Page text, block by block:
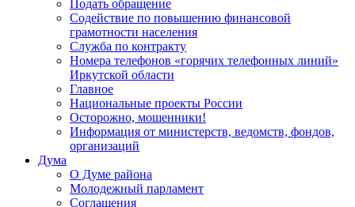
Подать обращение
Содействие по повышению финансовой
грамотности населения
Служба по контракту
Номера телефонов «горячих телефонных линий»
Иркутской области
Главное
Национальные проекты России
Осторожно, мошенники!
Информация от министерств, ведомств, фондов,
организаций
Дума
О Думе района
Молодежный парламент
Соглашения